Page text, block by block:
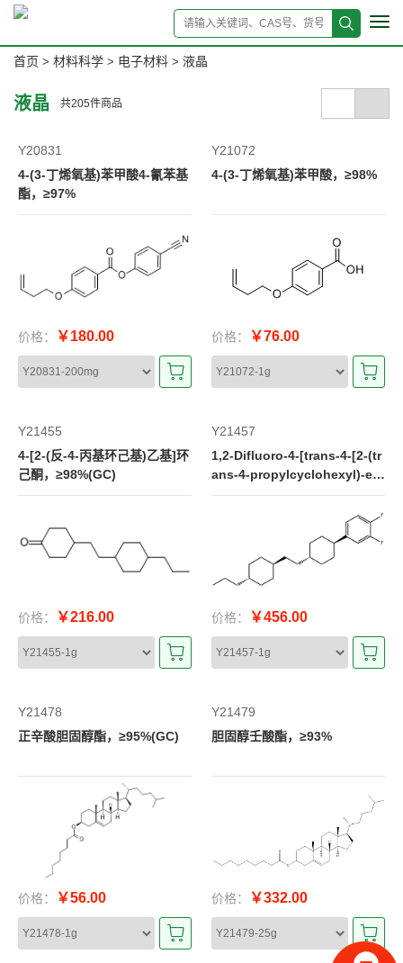
首页 > 材料科学 > 电子材料 > 液晶
液晶 共205件商品
Y20831
4-(3-丁烯氧基)苯甲酸4-氰苯基
酯，≥97%
价格： ￥180.00
Y21072
4-(3-丁烯氧基)苯甲酸，≥98%
价格： ￥76.00
Y21455
4-[2-(反-4-丙基环己基)乙基]环
己酮，≥98%(GC)
价格： ￥216.00
Y21457
1,2-Difluoro-4-[trans-4-[2-(tr
ans-4-propylcyclohexyl)-eth
yl]cyclohexyl]benzene，>9
价格： ￥456.00
Y21478
正辛酸胆固醇酯，≥95%(GC)
价格： ￥56.00
Y21479
胆固醇壬酸酯，≥93%
价格： ￥332.00